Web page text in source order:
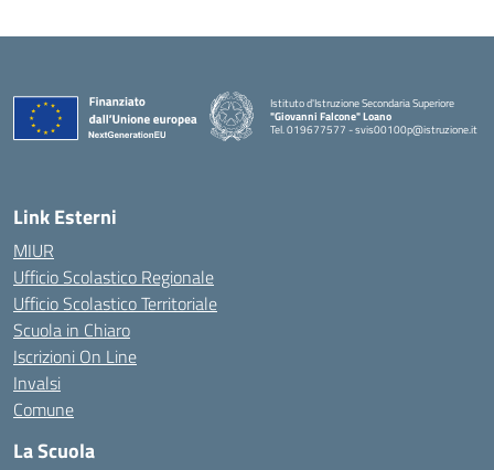
Istituto d'Istruzione Secondaria Superiore
"Giovanni Falcone" Loano
Tel. 019677577 - svis00100p@istruzione.it
Link Esterni
MIUR
Ufficio Scolastico Regionale
Ufficio Scolastico Territoriale
Scuola in Chiaro
Iscrizioni On Line
Invalsi
Comune
La Scuola